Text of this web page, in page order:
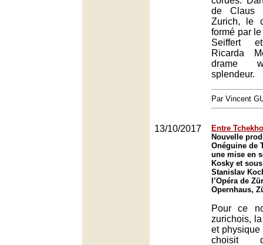
de Claus
Zurich, le
formé par
Seiffert
Ricarda
drame
splendeur.
Par Vincent
13/10/2017
Entre
Nouvelle
Onéguine de
une mise en
Kosky et
Stanislav
l’Opéra de
Opernhaus,
Pour ce
zurichois,
et physique
choisit